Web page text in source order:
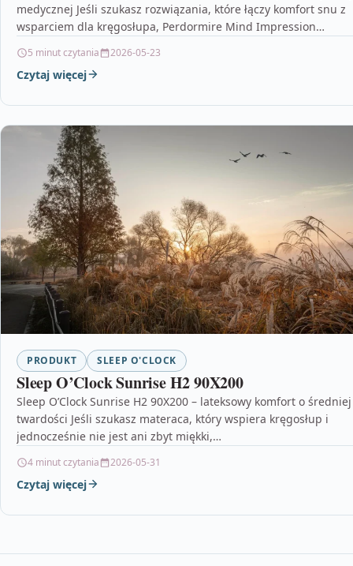
medycznej Jeśli szukasz rozwiązania, które łączy komfort snu z
wsparciem dla kręgosłupa, Perdormire Mind Impression
5 minut czytania 2026-05-23
Czytaj więcej
PRODUKT SLEEP O'CLOCK
Sleep O’Clock Sunrise H2 90X200
Sleep O’Clock Sunrise H2 90X200 – lateksowy komfort o średniej
twardości Jeśli szukasz materaca, który wspiera kręgosłup i
jednocześnie nie jest ani zbyt miękki,…
4 minut czytania 2026-05-31
Czytaj więcej